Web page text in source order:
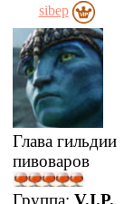
sibep
Глава гильдии
пивоваров
Группа: V.I.P.